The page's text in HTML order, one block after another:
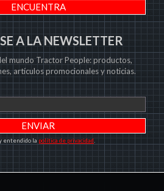
A LA NEWSLETTER
mundo Tractor People: productos,
artículos promocionales y noticias.
entendido la política de privacidad